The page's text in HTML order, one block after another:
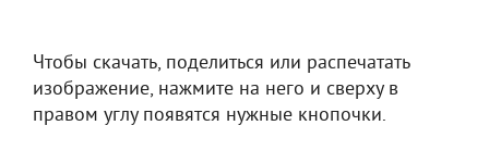
Чтобы скачать, поделиться или распечатать
изображение, нажмите на него и сверху в
правом углу появятся нужные кнопочки.